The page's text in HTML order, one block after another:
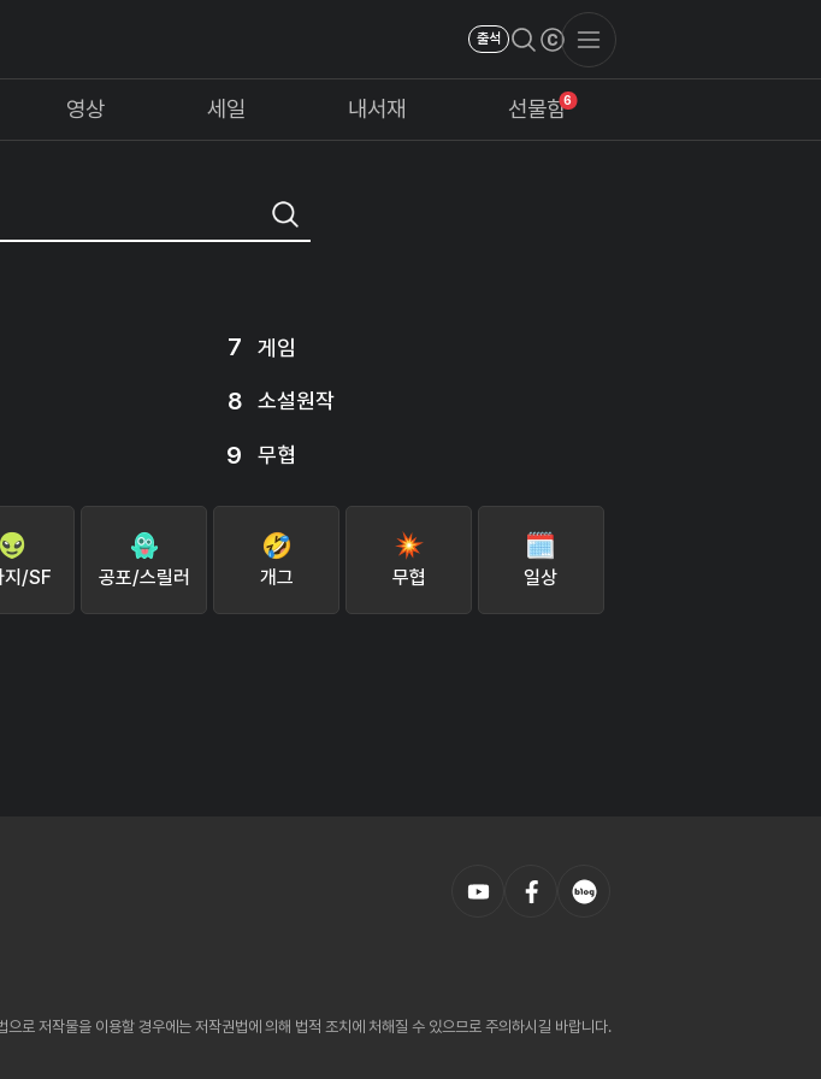
출석
영상 세일 내서재 6
선물함
7 게임
8 소설원작
9 무협
지/SF 공포/스릴러 개그 무협 일상
로 저작물을 이용할 경우에는 저작권법에 의해 법적 조치에 처해질 수 있으므로 주의하시길 바랍니다.